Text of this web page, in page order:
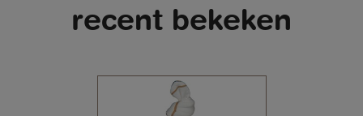
recent bekeken